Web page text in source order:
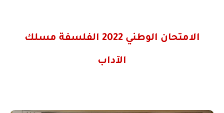
الامتحان الوطني 2022 الفلسفة مسلك
الآداب